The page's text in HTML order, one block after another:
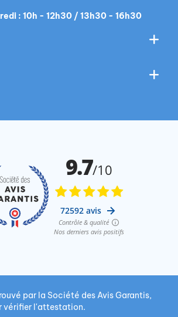
: 10h - 12h30 / 13h30 - 16h30
par la Société des Avis Garantis,
vérifier l'attestation.